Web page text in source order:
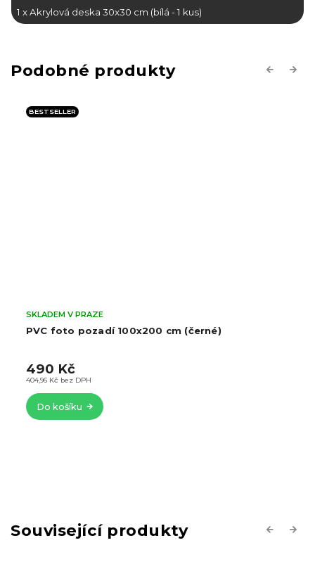
1 x Akrylová deska 30x30 cm (bílá - 1 kus)
Previous
BESTSELLER
PVC foto pozadí 100x200 cm (černé)
SKLADEM V PRAZE
404,96 Kč bez DPH
490 Kč
Do košíku
Next
Související produkty Previous
Next